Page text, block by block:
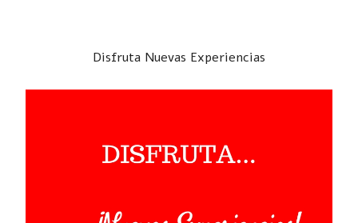
Disfruta Nuevas Experiencias